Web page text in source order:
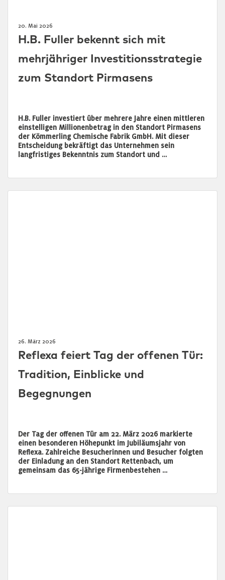
20. Mai 2026
H.B. Fuller bekennt sich mit
mehrjähriger Investitionsstrategie
zum Standort Pirmasens
H.B. Fuller investiert über mehrere Jahre einen mittleren
einstelligen Millionenbetrag in den Standort Pirmasens
der Kömmerling Chemische Fabrik GmbH. Mit dieser
Entscheidung bekräftigt das Unternehmen sein
langfristiges Bekenntnis zum Standort und …
26. März 2026
Reflexa feiert Tag der offenen Tür:
Tradition, Einblicke und
Begegnungen
Der Tag der offenen Tür am 22. März 2026 markierte
einen besonderen Höhepunkt im Jubiläumsjahr von
Reflexa. Zahlreiche Besucherinnen und Besucher folgten
der Einladung an den Standort Rettenbach, um
gemeinsam das 65-jährige Firmenbestehen …